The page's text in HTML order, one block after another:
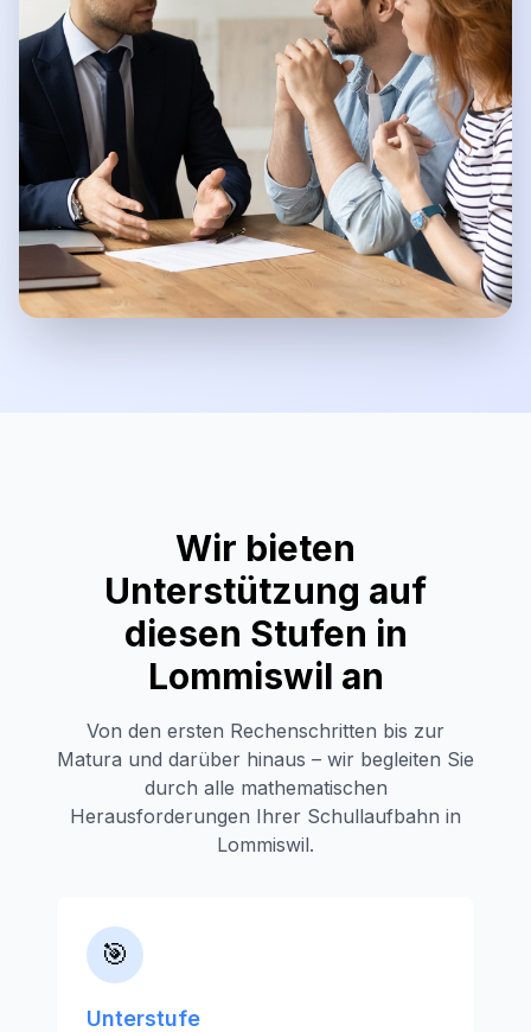
Wir bieten
Unterstützung auf
diesen Stufen in
Lommiswil an
Von den ersten Rechenschritten bis zur
Matura und darüber hinaus – wir begleiten Sie
durch alle mathematischen
Herausforderungen Ihrer Schullaufbahn in
Lommiswil.
🎯
Unterstufe